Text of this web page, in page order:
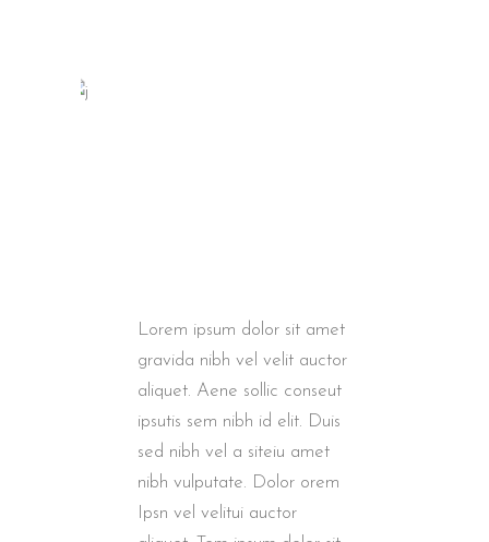
Lorem ipsum dolor sit amet
gravida nibh vel velit auctor
aliquet. Aene sollic conseut
ipsutis sem nibh id elit. Duis
sed nibh vel a siteiu amet
nibh vulputate. Dolor orem
Ipsn vel velitui auctor